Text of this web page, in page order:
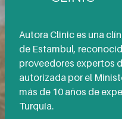
Autora Clinic es una
de Estambul,
proveedores expertos
autorizada por el
más de 10 años de
Turquía.